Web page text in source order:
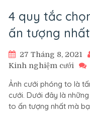
4 quy tắc
ấn tượng
27 Tháng 8, 2021
Kinh nghiệm cưới
Ảnh cưới phóng to là
cưới. Dưới đây là
to ấn tượng nhất mà